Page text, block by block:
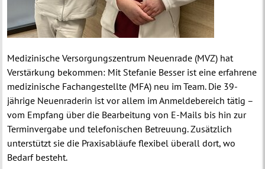
Medizinische Versorgungszentrum Neuenrade (MVZ) hat
Verstärkung bekommen: Mit Stefanie Besser ist eine erfahrene
medizinische Fachangestellte (MFA) neu im Team. Die 39-
jährige Neuenraderin ist vor allem im Anmeldebereich tätig –
vom Empfang über die Bearbeitung von E-Mails bis hin zur
Terminvergabe und telefonischen Betreuung. Zusätzlich
unterstützt sie die Praxisabläufe flexibel überall dort, wo
Bedarf besteht.